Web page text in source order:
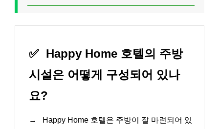
✅ Happy Home 호텔의 주방
시설은 어떻게 구성되어 있나
요?
→
Happy Home 호텔은 주방이 잘 마련되어 있